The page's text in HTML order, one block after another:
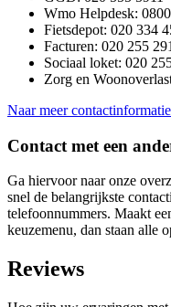
Wmo Helpdesk:
Fietsdepot: 020 334
Facturen: 020 255
Sociaal loket: 020
Zorg en
Naar meer
Contact met een
Ga hiervoor naar onze
snel de belangrijkste
telefoonnummers. Maakt
keuzemenu, dan staan alle
Reviews